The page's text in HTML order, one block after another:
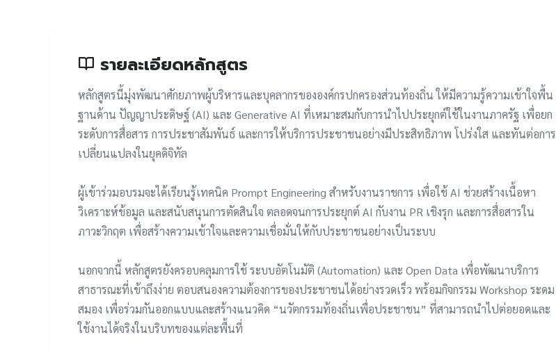
รายละเอียดหลักสูตร
หลักสูตรนี้มุ่งพัฒนาศักยภาพผู้บริหารและบุคลากรขององค์กรปกครองส่วนท้องถิ่น ให้มีความรู้ความเข้าใจพื้น
ฐานด้าน ปัญญาประดิษฐ์ (AI) และ Generative AI ที่เหมาะสมกับการนำไปประยุกต์ใช้ในงานภาครัฐ เพื่อยก
ระดับการสื่อสาร การประชาสัมพันธ์ และการให้บริการประชาชนอย่างมีประสิทธิภาพ โปร่งใส และทันต่อการ
เปลี่ยนแปลงในยุคดิจิทัล
ผู้เข้าร่วมอบรมจะได้เรียนรู้เทคนิค Prompt Engineering สำหรับงานราชการ เพื่อใช้ AI ช่วยสร้างเนื้อหา
วิเคราะห์ข้อมูล และสนับสนุนการตัดสินใจ ตลอดจนการประยุกต์ AI กับงาน PR เชิงรุก และการสื่อสารใน
ภาวะวิกฤต เพื่อสร้างความเข้าใจและความเชื่อมั่นให้กับประชาชนอย่างเป็นระบบ
นอกจากนี้ หลักสูตรยังครอบคลุมการใช้ ระบบอัตโนมัติ (Automation) และ Open Data เพื่อพัฒนาบริการ
สาธารณะที่เข้าถึงง่าย ตอบสนองความต้องการของประชาชนได้อย่างรวดเร็ว พร้อมกิจกรรม Workshop ระดม
สมอง เพื่อร่วมกันออกแบบและสร้างแนวคิด “นวัตกรรมท้องถิ่นเพื่อประชาชน” ที่สามารถนำไปต่อยอดและ
ใช้งานได้จริงในบริบทของแต่ละพื้นที่